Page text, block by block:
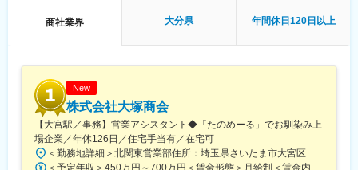
2024年「健康経営優良法人」に認定されるなど、社員の健康や働
■当社の特徴：
地域に根ざした企業として、また極めて公共性の高い医療関連商
品を取り扱う企業として、地域医療に深く関わり、原点である生
活者の健康に貢献できる「医療商社」であることがアステムの使
命と考えています。
そのために当社は、「MC（メディカルコミュニケーター）」とい
う学術・経営・制度の3分野から構成される社内資格試験制度を導
商社業界 大分県 年間休日120日以上
New
株式会社大塚商会
【大宮駅／事務】営業アシスタント◆「たのめーる」でお馴染み上
場企業／年休126日／住宅手当有／在宅可
＜勤務地詳細＞北関東営業部住所：埼玉県さいたま市大宮区桜木町1-195-1 大宮ソラミチKOZ 12階受動喫煙対策：屋内全面禁煙変更の範囲：会社の定める事業所（リモートワーク含む）
＜予定年収＞450万円～700万円＜賃金形態＞月給制＜賃金内訳＞月額（基本給）：274,000円～400,000円＜月給＞274,000円～400,000円＜昇給有無＞有＜残業手当＞有＜給与補足＞※経験・スキルを考慮のうえ、当社規定にて決定■昇給：年1回■賞与：年2回（7月・12月）賃金はあくまでも目安の金額であり、選考を通じて上下する可能性があります。月給(月額)は固定手当を含めた表記です。